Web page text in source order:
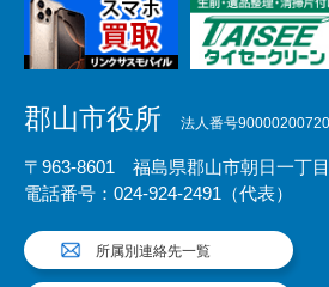
郡山市役所 法人番号
〒963-8601 福島県郡山市朝日一丁
電話番号：024-924-2491（代表）
所属別連絡先一覧